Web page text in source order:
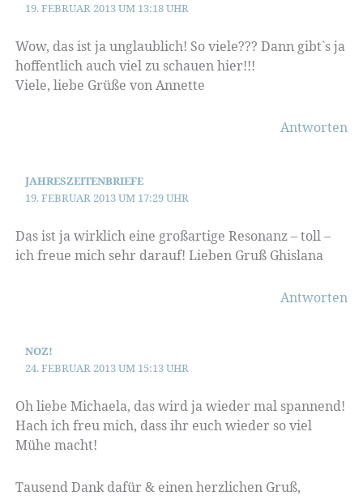
19. FEBRUAR 2013 UM 13:18 UHR
Wow, das ist ja unglaublich! So viele??? Dann gibt`s ja
hoffentlich auch viel zu schauen hier!!!
Viele, liebe Grüße von Annette
Antworten
JAHRESZEITENBRIEFE
19. FEBRUAR 2013 UM 17:29 UHR
Das ist ja wirklich eine großartige Resonanz – toll –
ich freue mich sehr darauf! Lieben Gruß Ghislana
Antworten
NOZ!
24. FEBRUAR 2013 UM 15:13 UHR
Oh liebe Michaela, das wird ja wieder mal spannend!
Hach ich freu mich, dass ihr euch wieder so viel
Mühe macht!
Tausend Dank dafür & einen herzlichen Gruß,